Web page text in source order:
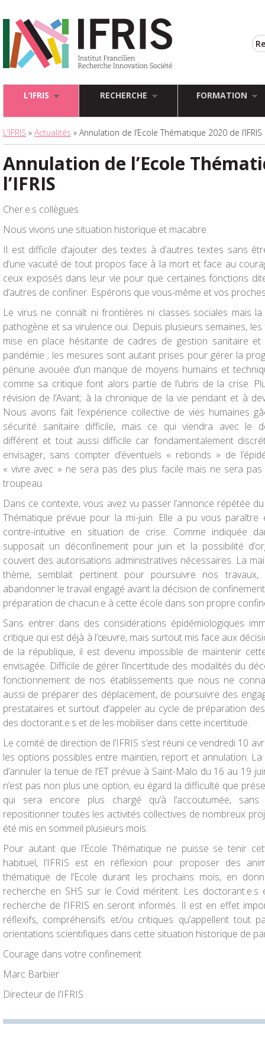
L’IFRIS RECHERCHE FORMATION
L'IFRIS » Actualités » Annulation de l’Ecole Thématique 2020 de l’IFRIS
Annulation de l’Ecole
l’IFRIS
Cher.e.s collègues
Nous vivons une situation historique et macabre.
Il est difficile d’ajouter des textes à d’autres textes sans
d’une vacuité de tout propos face à la mort et face au
ceux exposés dans leur vie pour que certaines fonctions
d’autres de confiner. Espérons que vous-même et vos
Le virus ne connaît ni frontières ni classes sociales mais
pathogène et sa virulence oui. Depuis plusieurs semaines,
mise en place hésitante de cadres de gestion sanitaire
pandémie ; les mesures sont autant prises pour gérer la
pénurie avouée d’un manque de moyens humains et
comme sa critique font alors partie de l’ubris de la crise.
révision de l’Avant; à la chronique de la vie pendant et à
Nous avons fait l’expérience collective de vies humaines
sécurité sanitaire difficile, mais ce qui viendra avec le
différent et tout aussi difficile car fondamentalement
envisager, sans compter d’éventuels « rebonds » de
« vivre avec » ne sera pas des plus facile mais ne sera
troupeau.
Dans ce contexte, vous avez vu passer l’annonce répétée
Thématique prévue pour la mi-juin. Elle a pu vous paraître
contre-intuitive en situation de crise. Comme indiquée
supposait un déconfinement pour juin et la possibilité
couvert des autorisations administratives nécessaires. La
thème, semblait pertinent pour poursuivre nos
abandonner le travail engagé avant la décision de
préparation de chacun.e à cette école dans son propre
Sans entrer dans des considérations épidémiologiques
critique qui est déjà à l’œuvre, mais surtout mis face aux
de la république, il est devenu impossible de maintenir
envisagée. Difficile de gérer l’incertitude des modalités du
fonctionnement de nos établissements que nous ne
aussi de préparer des déplacement, de poursuivre des
prestataires et surtout d’appeler au cycle de préparation
des doctorant.e.s et de les mobiliser dans cette incertitude.
Le comité de direction de l’IFRIS s’est réuni ce vendredi 10
les options possibles entre maintien, report et annulation. La
d’annuler la tenue de l’ET prévue à Saint-Malo du 16 au 19
n’est pas non plus une option, eu égard la difficulté que
qui sera encore plus chargé qu’à l’accoutumée,
repositionner toutes les activités collectives de nombreux
été mis en sommeil plusieurs mois.
Pour autant que l’Ecole Thématique ne puisse se tenir
habituel, l’IFRIS est en réflexion pour proposer des
thématique de l’Ecole durant les prochains mois, en
recherche en SHS sur le Covid méritent. Les
recherche de l’IFRIS en seront informés. Il est en effet
réflexifs, compréhensifs et/ou critiques qu’appellent tout
orientations scientifiques dans cette situation historique de
Courage dans votre confinement
Marc Barbier
Directeur de l’IFRIS